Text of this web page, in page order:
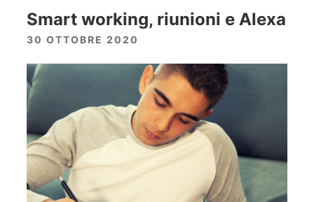
Smart working, riunioni e Alexa
30 OTTOBRE 2020